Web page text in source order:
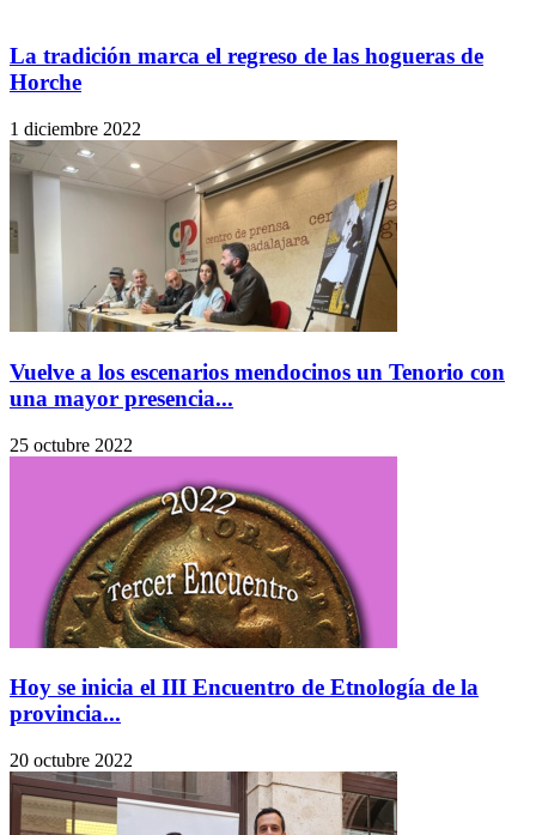
La tradición marca el regreso de las hogueras de
Horche
1 diciembre 2022
Vuelve a los escenarios mendocinos un Tenorio con
una mayor presencia...
25 octubre 2022
Hoy se inicia el III Encuentro de Etnología de la
provincia...
20 octubre 2022